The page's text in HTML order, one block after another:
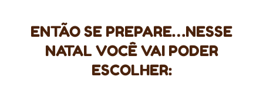
ENTÃO SE PREPARE…NESSE
NATAL VOCÊ VAI PODER
ESCOLHER: